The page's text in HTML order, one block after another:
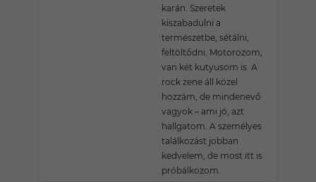
karán. Szeretek
kiszabadulni a
természetbe, sétálni,
feltöltődni. Motorozom,
van két kutyusom is. A
rock zene áll közel
hozzám, de mindenevő
vagyok – ami jó, azt
hallgatom. A személyes
találkozást jobban
kedvelem, de most itt is
próbálkozom.